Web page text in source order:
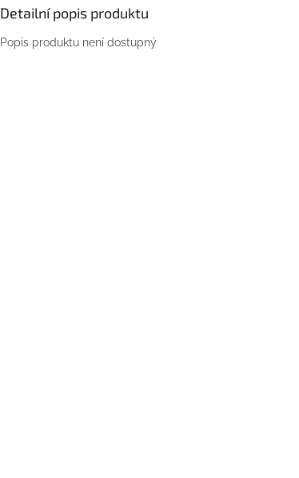
Detailní popis produktu
Popis produktu není dostupný